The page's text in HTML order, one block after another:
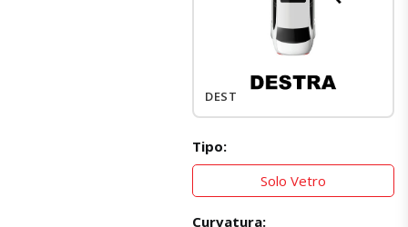
DESTRO
Tipo:
Solo Vetro
Curvatura: